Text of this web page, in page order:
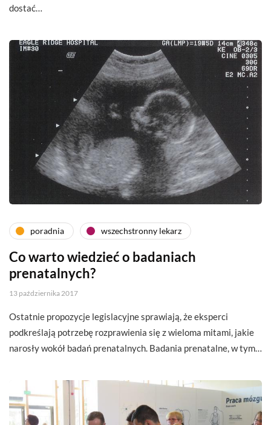
dostać…
poradnia wszechstronny lekarz
Co warto wiedzieć o badaniach
prenatalnych?
13 października 2017
Ostatnie propozycje legislacyjne sprawiają, że eksperci
podkreślają potrzebę rozprawienia się z wieloma mitami, jakie
narosły wokół badań prenatalnych. Badania prenatalne, w tym…